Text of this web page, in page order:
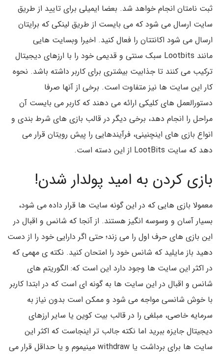
ثبت نامتان انجام خواهد شد. بعضا ایمیلی برای تایید از طریق
سایت ارسال می شود که می بایست از طریق لینکی که برایتان
ارسال می شود اکانتتان را فعال کنید. اخیرا وبسایت هایی
مانند Lootbits سبک سنتی و قدیمی خود را با ارزهای دیجیتال
ترکیب می کنند تا جذابیت بیشتری برای کاربر داشته باشد. نحوه
کار این سایت ها نیز متفاوت است. برخی از آنها صرفا
دستورالعمل های کلیکی ارائه می دهند که کاربر می بایست آن
مراحل را انجام دهد، برخی دیگر در قالب بازی های شرط بندی و
انواع بازی های اینچنینی، فرآیندهایی را پیش رویتان قرار می
دهد که سایت LootBits از این دسته است.
بازی کردن به امید پولدار شدن!
معمولا بازی هایی که در این گونه سایت ها قرار داده می شود،
بسیار آسان و وسوسه انگیز هستند. از آنجا که شانس و اقبال در
این بازی های حرف اول را می زند؛ حتی اگر دارایی خود را از دست
دهید باز مایلید که شانس خود را امتحان کنید. نکته ی مهمی که
در اکثر این سایت ها وجود دارد این است که: الگوریتم های
شانس و اقبال در این سایت ها به گونه ای است که در ابتدا کاربر
با خوش شانسی مواجه می شود و ممکن است بدون نیاز به
سرمایه خاصی، مبلغی را در قالب بیت کوین یا سایر ارزهای
دیجیتال جایزه ببرید اما نکته جالب تر اینجاست که اکثر این
سایت ها برای برداشت یا withdraw مینیموم و یا حداقل قرار می